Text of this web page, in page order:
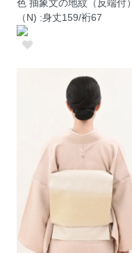
色 抽象文の地紋（反端付）
（N) :身丈159/裄67